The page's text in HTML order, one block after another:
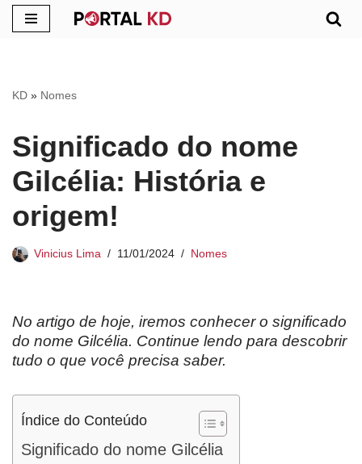
conteúdo
KD » Nomes
Significado do nome
Gilcélia: História e
origem!
Vinicius Lima 11/01/2024 Nomes
No artigo de hoje, iremos conhecer o significado
do nome Gilcélia. Continue lendo para descobrir
tudo o que você precisa saber.
Índice do Conteúdo
Significado do nome Gilcélia